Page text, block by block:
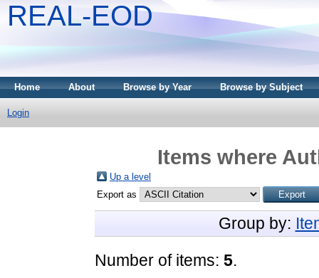
REAL-EOD
Home About Browse by Year Browse by Subject
Login
Items where
Up a level
Export as
Group by:
Number of items: 5.